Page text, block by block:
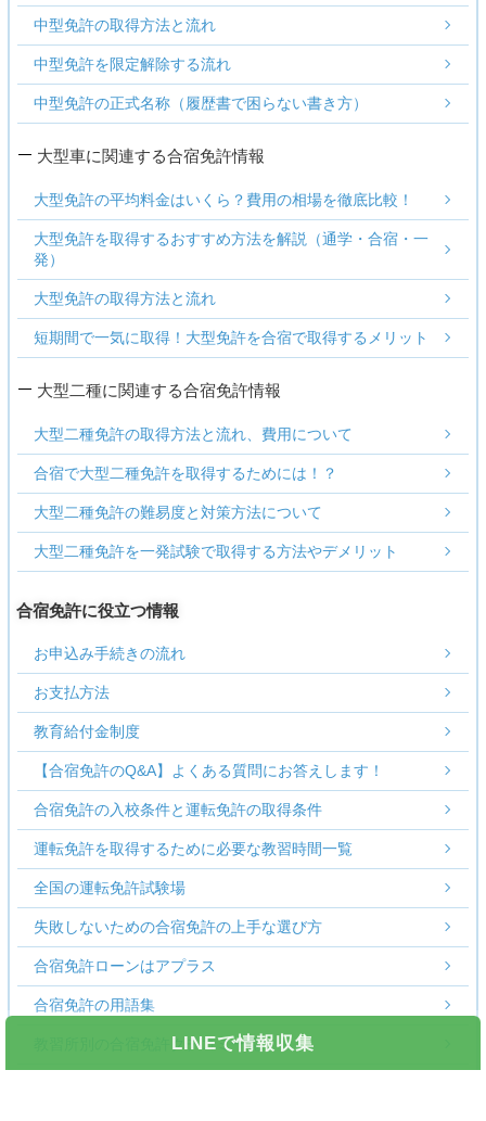
中型免許の取得方法と流れ
中型免許を限定解除する流れ
中型免許の正式名称（履歴書で困らない書き方）
大型車に関連する合宿免許情報
大型免許の平均料金はいくら？費用の相場を徹底比較！
大型免許を取得するおすすめ方法を解説（通学・合宿・一
発）
大型免許の取得方法と流れ
短期間で一気に取得！大型免許を合宿で取得するメリット
大型二種に関連する合宿免許情報
大型二種免許の取得方法と流れ、費用について
合宿で大型二種免許を取得するためには！？
大型二種免許の難易度と対策方法について
大型二種免許を一発試験で取得する方法やデメリット
合宿免許に役立つ情報
お申込み手続きの流れ
お支払方法
教育給付金制度
【合宿免許のQ&A】よくある質問にお答えします！
合宿免許の入校条件と運転免許の取得条件
運転免許を取得するために必要な教習時間一覧
全国の運転免許試験場
失敗しないための合宿免許の上手な選び方
合宿免許ローンはアプラス
合宿免許の用語集
教習所別の合宿免許クチコミ一覧
LINEで情報収集